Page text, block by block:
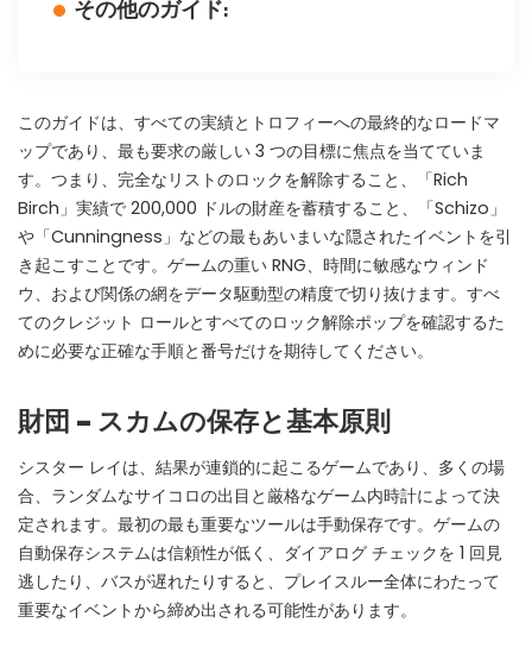
⚡Tricks BEFORE website
Get exclusive codes and strategies before anyone else
🎁Limited-time game codes
Temporary download keys — grab them fast, they expire
🏆Steam Games Giveaways
Global contests to win full Steam games & gift cards
🚫Zero Ads • Zero Spam
📲Instant Telegram Delivery
🔒 Members-Only Content
Exclusive guides & secrets never published anywhere else
🌍 Global Community
Join gamers worldwide and get real-time alerts
その他のガイド:
このガイドは、すべての実績とトロフィーへの最終的なロードマ
ップであり、最も要求の厳しい 3 つの目標に焦点を当てていま
す。つまり、完全なリストのロックを解除すること、「Rich
Birch」実績で 200,000 ドルの財産を蓄積すること、「Schizo」
や「Cunningness」などの最もあいまいな隠されたイベントを引
き起こすことです。ゲームの重い RNG、時間に敏感なウィンド
ウ、および関係の網をデータ駆動型の精度で切り抜けます。すべ
てのクレジット ロールとすべてのロック解除ポップを確認するた
めに必要な正確な手順と番号だけを期待してください。
財団 – スカムの保存と基本原則
シスター レイは、結果が連鎖的に起こるゲームであり、多くの場
合、ランダムなサイコロの出目と厳格なゲーム内時計によって決
定されます。最初の最も重要なツールは手動保存です。ゲームの
自動保存システムは信頼性が低く、ダイアログ チェックを 1 回見
逃したり、バスが遅れたりすると、プレイスルー全体にわたって
重要なイベントから締め出される可能性があります。